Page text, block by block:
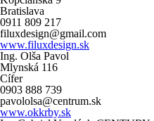
Bratislava
0911 809 217
filuxdesign@gmail.com
www.filuxdesign.sk
Ing. Olša Pavol
Mlynská 116
Cífer
0903 888 739
pavololsa@centrum.sk
www.okkrby.sk